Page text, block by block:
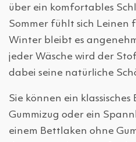
über ein komfortables
Sommer fühlt sich Leinen
Winter bleibt es
jeder Wäsche wird der
dabei seine natürliche
Sie können ein
Gummizug oder ein
einem Bettlaken ohne